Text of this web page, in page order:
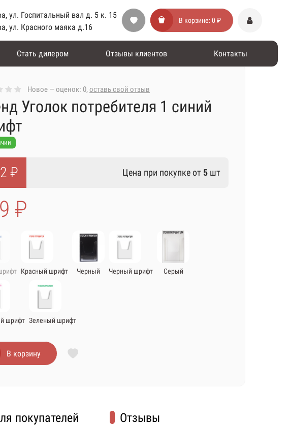
ул. Госпитальный вал д. 5 к. 15
ул. Красного маяка д.16
В корзине:0 ₽
Стать дилером Отзывы клиентов Контакты
Новое — оценок: 0, оставь свой отзыв
Уголок потребителя 1 синий
₽ Цена при покупке от 5 шт
₽
Красный шрифт Черный Черный шрифт Серый
шрифт Зеленый шрифт
В корзину
покупателей Отзывы